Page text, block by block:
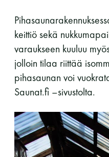
keittiö sekä
varaukseen kuuluu
jolloin tilaa riittää
pihasaunan voi
Saunat.fi –sivustolta.